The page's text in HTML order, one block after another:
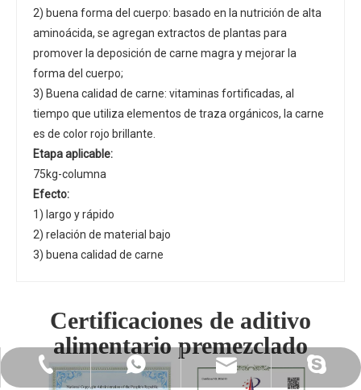
2) buena forma del cuerpo: basado en la nutrición de alta
aminoácida, se agregan extractos de plantas para
promover la deposición de carne magra y mejorar la
forma del cuerpo;
3) Buena calidad de carne: vitaminas fortificadas, al
tiempo que utiliza elementos de traza orgánicos, la carne
es de color rojo brillante.
Etapa aplicable:
75kg-columna
Efecto:
1) largo y rápido
2) relación de material bajo
3) buena calidad de carne
Certificaciones de aditivo
alimentario premezclado
+86-25-83463431
+86-18860962600
sales@polifar.com
grupo-polifar-limitado